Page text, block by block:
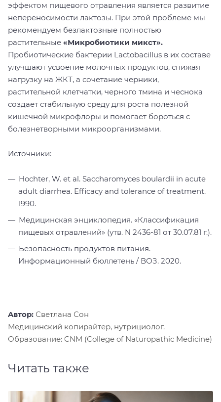
эффектом пищевого отравления является развитие
непереносимости лактозы. При этой проблеме мы
рекомендуем безлактозные полностью
растительные «Микробиотики микст».
Пробиотические бактерии Lactobacillus в их составе
улучшают усвоение молочных продуктов, снижая
нагрузку на ЖКТ, а сочетание черники,
растительной клетчатки, черного тмина и чеснока
создает стабильную среду для роста полезной
кишечной микрофлоры и помогает бороться с
болезнетворными микроорганизмами.
Источники:
Hochter, W. et al. Saccharomyces boulardii in acute
adult diarrhea. Efficacy and tolerance of treatment.
1990.
Медицинская энциклопедия. «Классификация
пищевых отравлений» (утв. N 2436-81 от 30.07.81 г.).
Безопасность продуктов питания.
Информационный бюллетень / ВОЗ. 2020.
Aвтор: Светлана Сон
Медицинский копирайтер, нутрициолог.
Образование: CNM (College of Naturopathic Medicine)
Читать также